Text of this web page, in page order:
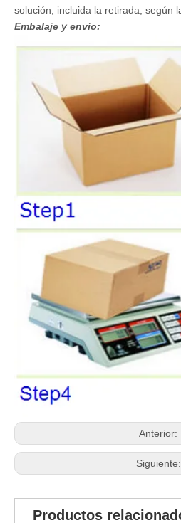
solución, incluida la retirada, según
Embalaje y envío:
Anterior:
Siguiente:
Productos